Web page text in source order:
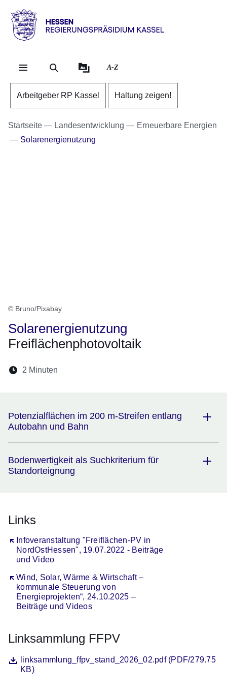
Direkt zum Kopf der
Direkt zum Inhalt
Direkt zum Fuß der
Hessen
RP
A-Z
Arbeitgeber RP Kassel Haltung zeigen!
Startseite Landesentwicklung
Erneuerbare Energien
Solarenergienutzung
© Bruno/Pixabay
Solarenergienutzung
Freiflächenphotovoltaik
Lesedauer:
2 Minuten
Potenzialflächen im 200 m-Streifen entlang
Autobahn und Bahn
Bodenwertigkeit als Suchkriterium für
Standorteignung
Links
Infoveranstaltung "Freiflächen-PV in
NordOstHessen", 19.07.2022 - Beiträge
und Video
Öffnet sich in einem neuen Fenster
Wind, Solar, Wärme & Wirtschaft –
kommunale Steuerung von
Energieprojekten“, 24.10.2025 –
Beiträge und Videos
Öffnet sich in einem neuen Fenster
Linksammlung FFPV
Dateilinksammlung_ffpv_stand_2026_02.pdf (PDF/279.75
KB)
Öffnet sich in einem neuen Fenster